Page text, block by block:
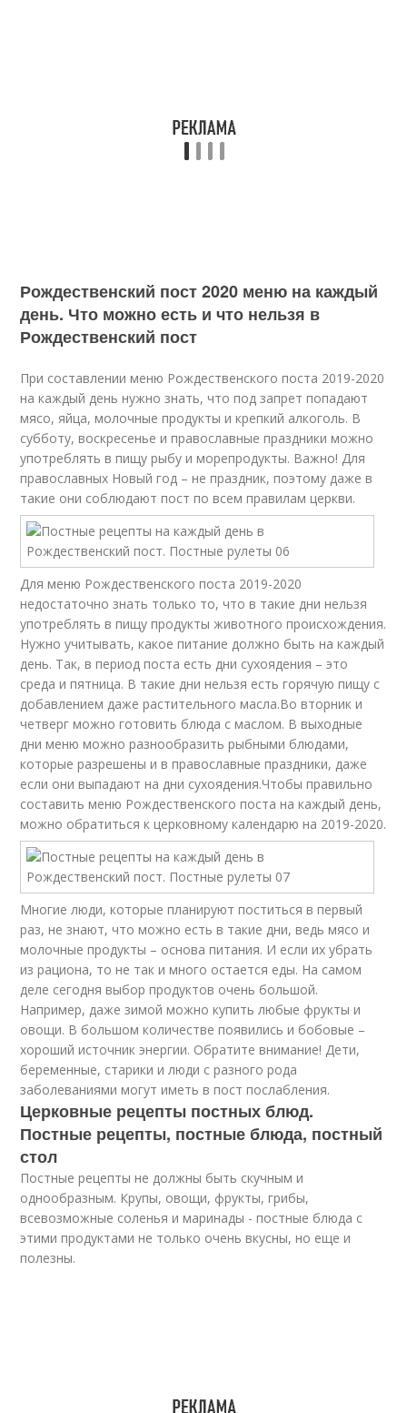
Рождественский пост 2020 меню на каждый
день. Что можно есть и что нельзя в
Рождественский пост
При составлении меню Рождественского поста 2019-2020
на каждый день нужно знать, что под запрет попадают
мясо, яйца, молочные продукты и крепкий алкоголь. В
субботу, воскресенье и православные праздники можно
употреблять в пищу рыбу и морепродукты. Важно! Для
православных Новый год – не праздник, поэтому даже в
такие они соблюдают пост по всем правилам церкви.
Для меню Рождественского поста 2019-2020
недостаточно знать только то, что в такие дни нельзя
употреблять в пищу продукты животного происхождения.
Нужно учитывать, какое питание должно быть на каждый
день. Так, в период поста есть дни сухоядения – это
среда и пятница. В такие дни нельзя есть горячую пищу с
добавлением даже растительного масла.Во вторник и
четверг можно готовить блюда с маслом. В выходные
дни меню можно разнообразить рыбными блюдами,
которые разрешены и в православные праздники, даже
если они выпадают на дни сухоядения.Чтобы правильно
составить меню Рождественского поста на каждый день,
можно обратиться к церковному календарю на 2019-2020.
Многие люди, которые планируют поститься в первый
раз, не знают, что можно есть в такие дни, ведь мясо и
молочные продукты – основа питания. И если их убрать
из рациона, то не так и много остается еды. На самом
деле сегодня выбор продуктов очень большой.
Например, даже зимой можно купить любые фрукты и
овощи. В большом количестве появились и бобовые –
хороший источник энергии. Обратите внимание! Дети,
беременные, старики и люди с разного рода
заболеваниями могут иметь в пост послабления.
Церковные рецепты постных блюд.
Постные рецепты, постные блюда, постный
стол
Постные рецепты не должны быть скучным и
однообразным. Крупы, овощи, фрукты, грибы,
всевозможные соленья и маринады - постные блюда с
этими продуктами не только очень вкусны, но еще и
полезны.